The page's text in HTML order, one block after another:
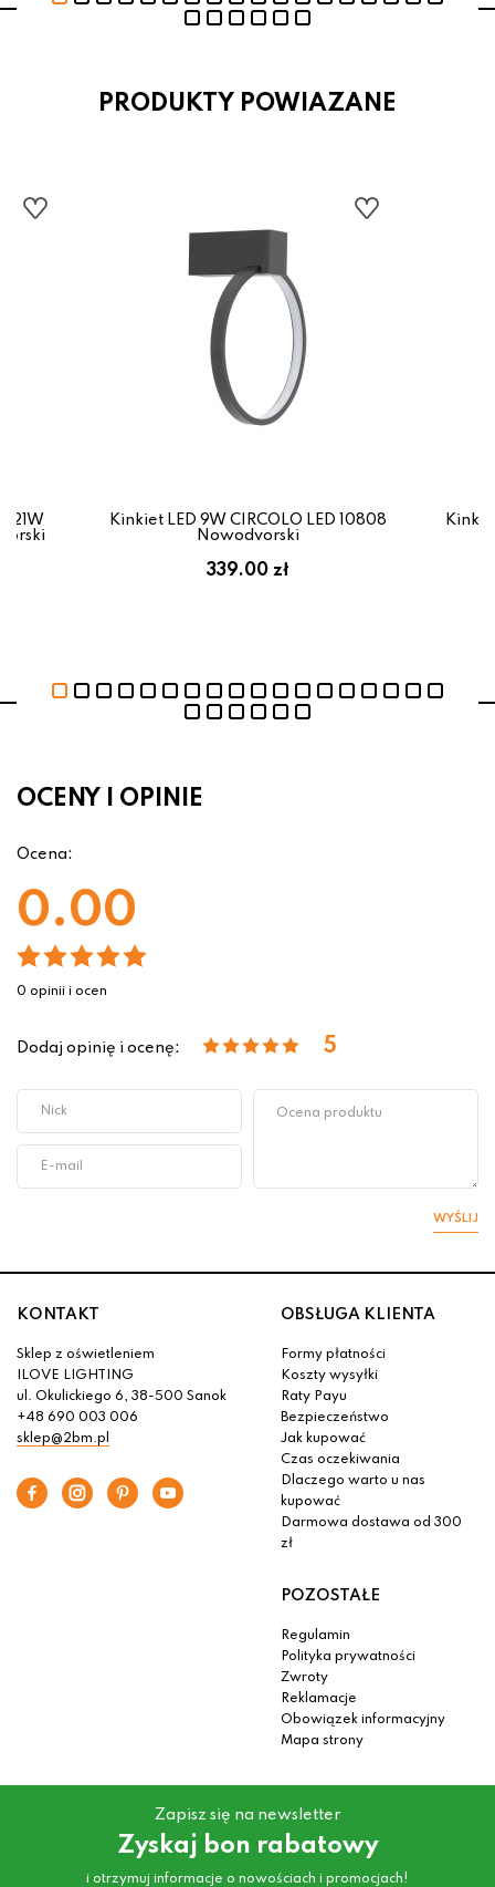
PRODUKTY POWIAZANE
21W
Kinkiet LED 9W CIRCOLO LED 10808
Nowodvorski
339.00 zł
OCENY I OPINIE
Ocena:
0.00
0 opinii i ocen
Dodaj opinię i ocenę: 5
WYŚLIJ
KONTAKT
Sklep z oświetleniem
ILOVE LIGHTING
ul. Okulickiego 6, 38-500 Sanok
+48 690 003 006
sklep@2bm.pl
OBSŁUGA KLIENTA
Formy płatności
Koszty wysyłki
Raty Payu
Bezpieczeństwo
Jak kupować
Czas oczekiwania
Dlaczego warto u nas
kupować
Darmowa dostawa od 300
zł
POZOSTAŁE
Regulamin
Polityka prywatności
Zwroty
Reklamacje
Obowiązek informacyjny
Mapa strony
Zapisz się na newsletter
Zyskaj bon rabatowy
i otrzymuj informacje o nowościach i promocjach!